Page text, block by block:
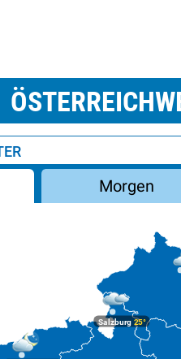
Morgen
Salzburg25°